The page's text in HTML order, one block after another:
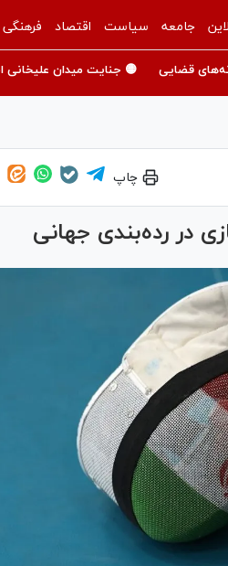
جامعه سیاست اقتصاد فرهنگی
قضایی 🟡 جنایت میدان علیخانی
چاپ
در رده‌بندی جهانی